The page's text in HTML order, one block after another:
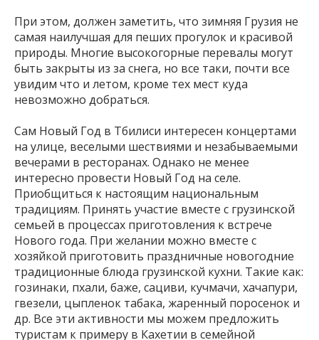
При этом, должен заметить, что зимняя Грузия не
самая наилучшая для пеших прогулок и красивой
природы. Многие высокогорные перевалы могут
быть закрыты из за снега, но все таки, почти все
увидим что и летом, кроме тех мест куда
невозможно добраться.
Сам Новый Год в Тбилиси интересен концертами
на улице, веселыми шествиями и незабываемыми
вечерами в ресторанах. Однако не менее
интересно провести Новый Год на селе.
Приобщиться к настоящим национальным
традициям. Принять участие вместе с грузинской
семьей в процессах приготовления к встрече
Нового года. При желании можно вместе с
хозяйкой приготовить праздничные новогодние
традиционные блюда грузинской кухни. Такие как:
гозинаки, пхали, баже, сациви, кучмачи, хачапури,
гвезели, цыпленок табака, жаренный поросенок и
др. Все эти активности мы можем предложить
туристам к примеру в Кахетии в семейной